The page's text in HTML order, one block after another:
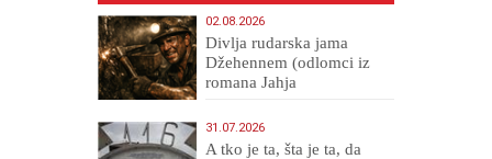
02.08.2026
Divlja rudarska jama
Džehennem (odlomci iz
romana Jahja
31.07.2026
A tko je ta, šta je ta, da